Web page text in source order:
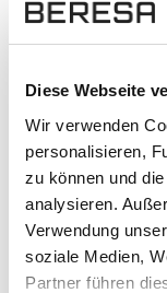
Diese Webseite
Wir verwenden
personalisieren,
zu können und
analysieren.
Verwendung
soziale Medien,
Partner führen